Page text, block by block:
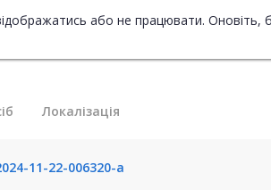
або не працювати.
Локалізація
11-22-006320-a